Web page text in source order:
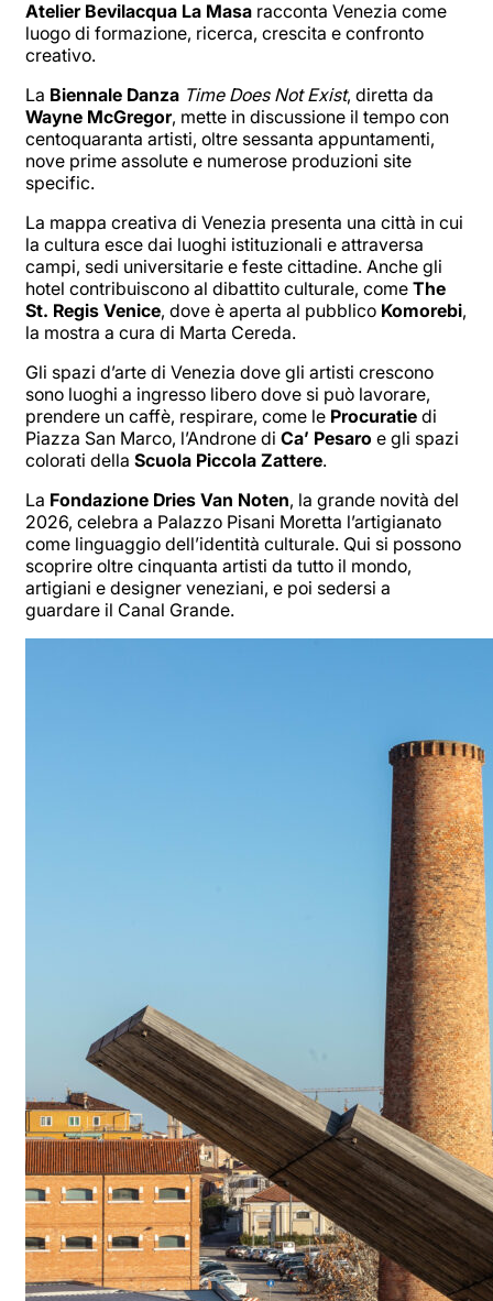
Atelier Bevilacqua La Masa racconta Venezia come
luogo di formazione, ricerca, crescita e confronto
creativo.
La Biennale Danza Time Does Not Exist, diretta da
Wayne McGregor, mette in discussione il tempo con
centoquaranta artisti, oltre sessanta appuntamenti,
nove prime assolute e numerose produzioni site
specific.
La mappa creativa di Venezia presenta una città in cui
la cultura esce dai luoghi istituzionali e attraversa
campi, sedi universitarie e feste cittadine. Anche gli
hotel contribuiscono al dibattito culturale, come The
St. Regis Venice, dove è aperta al pubblico Komorebi,
la mostra a cura di Marta Cereda.
Gli spazi d’arte di Venezia dove gli artisti crescono
sono luoghi a ingresso libero dove si può lavorare,
prendere un caffè, respirare, come le Procuratie di
Piazza San Marco, l’Androne di Ca’ Pesaro e gli spazi
colorati della Scuola Piccola Zattere.
La Fondazione Dries Van Noten, la grande novità del
2026, celebra a Palazzo Pisani Moretta l’artigianato
come linguaggio dell’identità culturale. Qui si possono
scoprire oltre cinquanta artisti da tutto il mondo,
artigiani e designer veneziani, e poi sedersi a
guardare il Canal Grande.